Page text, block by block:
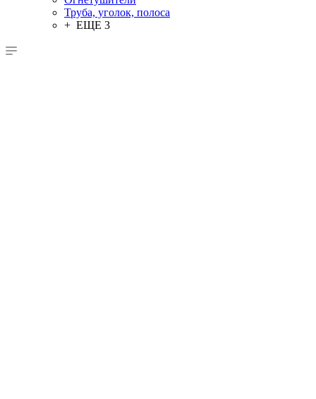
Труба, уголок, полоса
+ ЕЩЕ 3